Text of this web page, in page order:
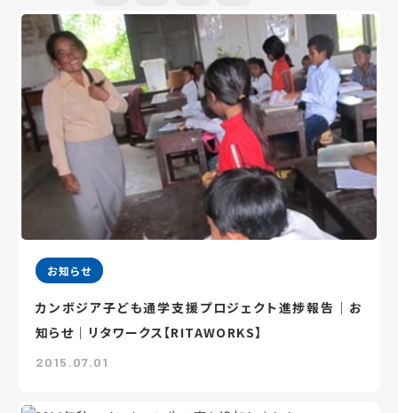
お知らせ
カンボジア子ども通学支援プロジェクト進捗報告｜お
知らせ｜リタワークス【RITAWORKS】
2015.07.01